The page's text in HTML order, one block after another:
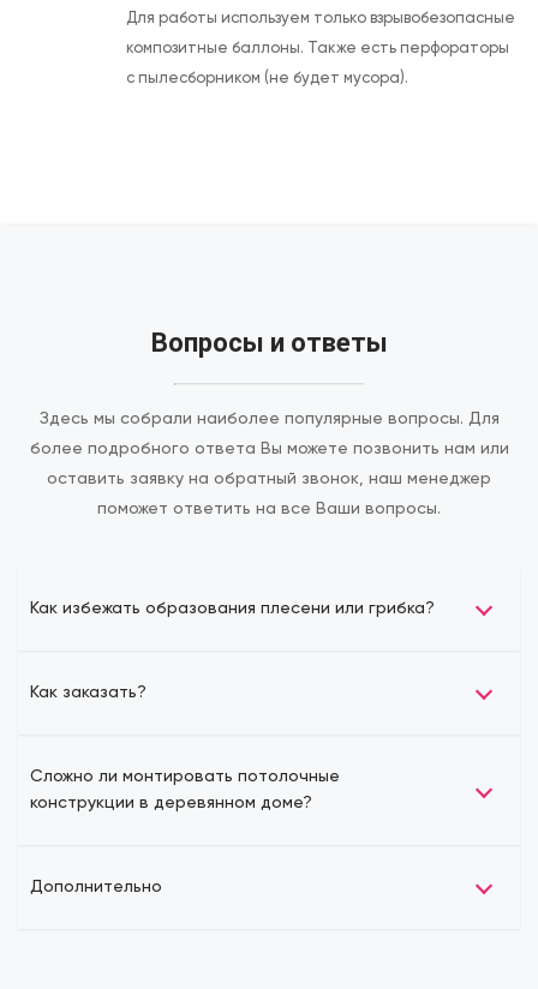
Для работы используем только взрывобезопасные
композитные баллоны. Также есть перфораторы
с пылесборником (не будет мусора).
Вопросы и ответы
Здесь мы собрали наиболее популярные вопросы. Для
более подробного ответа Вы можете позвонить нам или
оставить заявку на обратный звонок, наш менеджер
поможет ответить на все Ваши вопросы.
Как избежать образования плесени или грибка?
Как заказать?
Сложно ли монтировать потолочные
конструкции в деревянном доме?
Дополнительно